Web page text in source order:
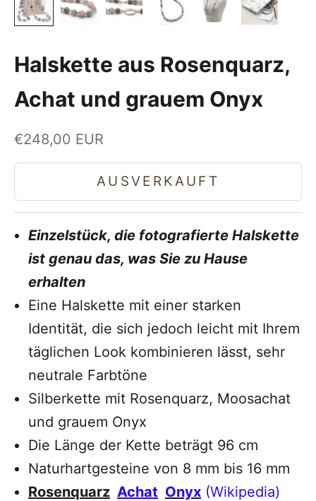
Halskette aus Rosenquarz,
Achat und grauem Onyx
Angebot
€248,00 EUR
AUSVERKAUFT
Einzelstück, die fotografierte Halskette
ist genau das, was Sie zu Hause
erhalten
Eine Halskette mit einer starken
Identität, die sich jedoch leicht mit Ihrem
täglichen Look kombinieren lässt, sehr
neutrale Farbtöne
Silberkette mit Rosenquarz, Moosachat
und grauem Onyx
Die Länge der Kette beträgt 96 cm
Naturhartgesteine von 8 mm bis 16 mm
Rosenquarz Achat Onyx (Wikipedia)